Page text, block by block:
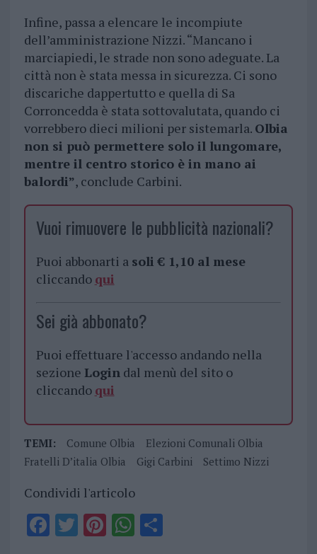
Infine, passa a elencare le incompiute
dell’amministrazione Nizzi. “Mancano i
marciapiedi, le strade non sono adeguate. La
città non è stata messa in sicurezza. Ci sono
discariche dappertutto e quella di Sa
Corroncedda è stata sottovalutata, quando ci
vorrebbero dieci milioni per sistemarla. Olbia
non si può permettere solo il lungomare,
mentre il centro storico è in mano ai
balordi”, conclude Carbini.
Vuoi rimuovere le pubblicità nazionali?
Puoi abbonarti a soli € 1,10 al mese
cliccando qui
Sei già abbonato?
Puoi effettuare l'accesso andando nella
sezione Logindal menù del sito o
cliccando qui
TEMI: Comune Olbia
Elezioni Comunali Olbia
Fratelli D’italia Olbia
Gigi Carbini Settimo Nizzi
Condividi l'articolo
F T PiWS